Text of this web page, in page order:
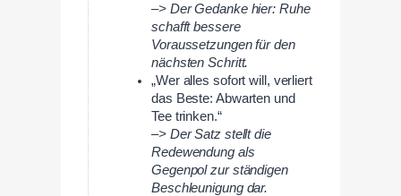
–> Der Gedanke hier: Ruhe
schafft bessere
Voraussetzungen für den
nächsten Schritt.
„Wer alles sofort will, verliert
das Beste: Abwarten und
Tee trinken.“
–> Der Satz stellt die
Redewendung als
Gegenpol zur ständigen
Beschleunigung dar.